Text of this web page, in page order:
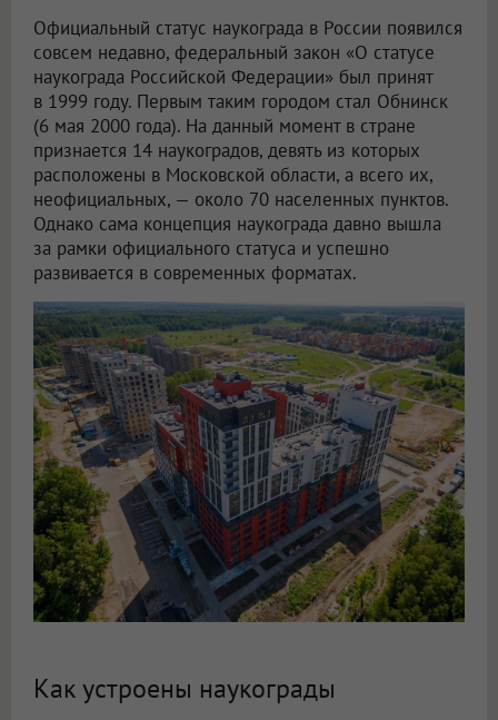
Официальный статус наукограда в России появился
совсем недавно, федеральный закон «О статусе
наукограда Российской Федерации» был принят
в 1999 году. Первым таким городом стал Обнинск
(6 мая 2000 года). На данный момент в стране
признается 14 наукоградов, девять из которых
расположены в Московской области, а всего их,
неофициальных, — около 70 населенных пунктов.
Однако сама концепция наукограда давно вышла
за рамки официального статуса и успешно
развивается в современных форматах.
Как устроены наукограды